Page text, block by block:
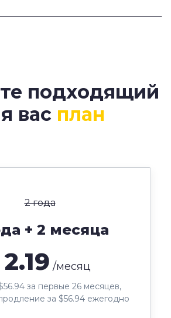
подходящий
вас план
2 года
+ 2 месяца
2.19 /месяц
за первые 26 месяцев,
за $56.94 ежегодно